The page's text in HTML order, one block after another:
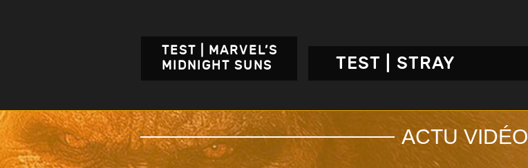
TEST | STRAY
TEST | MARVEL’S
MIDNIGHT SUNS
ACTU VIDÉO